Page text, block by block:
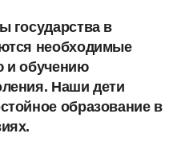
государства в
необходимые
и обучению
Наши дети
образование в